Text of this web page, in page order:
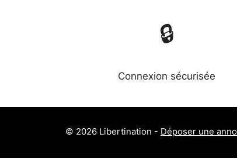
🔒
Connexion sécurisée
© 2026 Libertination - Déposer une